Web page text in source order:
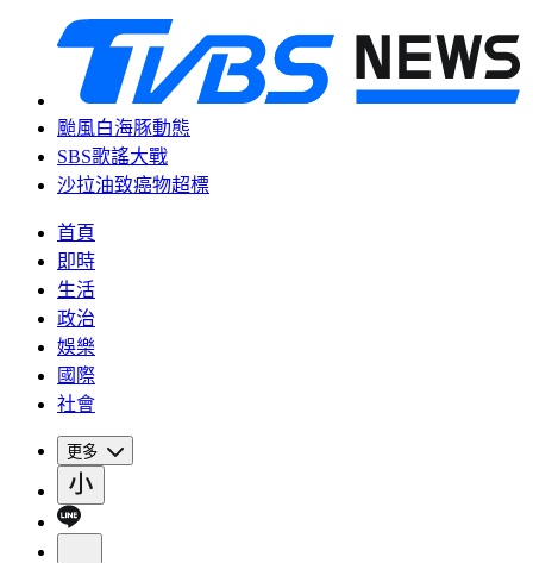
颱風白海豚動態
SBS歌謠大戰
沙拉油致癌物超標
首頁
即時
生活
政治
娛樂
國際
社會
更多